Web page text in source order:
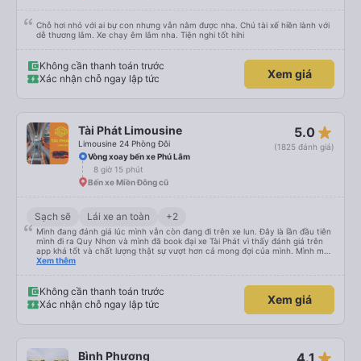
Chỗ hơi nhỏ với ai bự con nhưng vẫn nằm được nha. Chú tài xế hiền lành với
dễ thương lắm. Xe chạy êm lắm nha. Tiện nghi tốt hihi
Không cần thanh toán trước
Xác nhận chỗ ngay lập tức
Xem giá
Tài Phát Limousine
Limousine 24 Phòng Đôi
5.0 star_rate
(1825 đánh giá)
Vòng xoay bến xe Phú Lâm
8 giờ 15 phút
Bến xe Miền Đông cũ
Sạch sẽ Lái xe an toàn +2
Mình đang đánh giá lúc mình vẫn còn đang đi trên xe lun. Đây là lần đầu tiên
mình đi ra Quy Nhơn và mình đã book đại xe Tài Phát vì thấy đánh giá trên
app khá tốt và chất lượng thật sự vượt hơn cả mong đợi của mình. Mình mua
giường đôi và vừa đủ cho 2 người. Nhân viên của nhà xe phải nói là siêu nhiệt
trung chuyển và lên xe lớn thì luôn hỗ trợ xách vali giùm tụi mình. Trên xe thì
có cả bánh và sữa miễn phí cho khách còn chuẩn bị cả thuốc say xe, dép,
mền, gối và đặc biệt là có gối ôm. Nchung là phải chấm nhà xe 10 sao mới
Xem thêm
Không cần thanh toán trước
Xác nhận chỗ ngay lập tức
Xem giá
Bình Phương 4.1